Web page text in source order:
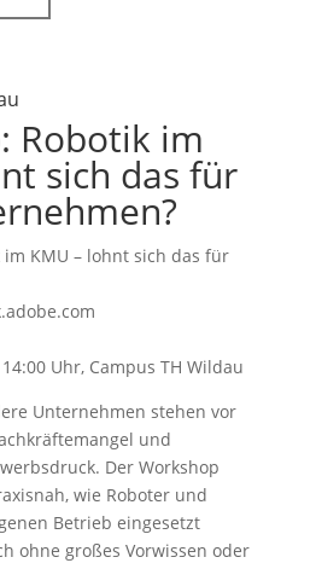
Robotik im
sich das für
Uhr, Campus TH Wildau
Unternehmen stehen vor
und
Der Workshop
wie Roboter und
Betrieb eingesetzt
ohne großes Vorwissen oder